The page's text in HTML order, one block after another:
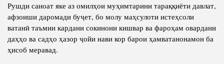
Рушди саноат яке аз омилҳои муҳимтарини тараққиёти давлат,
афзоиши даромади буҷет, бо молу маҳсулоти истеҳсоли
ватанӣ таъмин кардани сокинони кишвар ва фароҳам овардани
даҳҳо ва садҳо ҳазор ҷойи нави кор барои ҳамватанонамон ба
ҳисоб меравад.